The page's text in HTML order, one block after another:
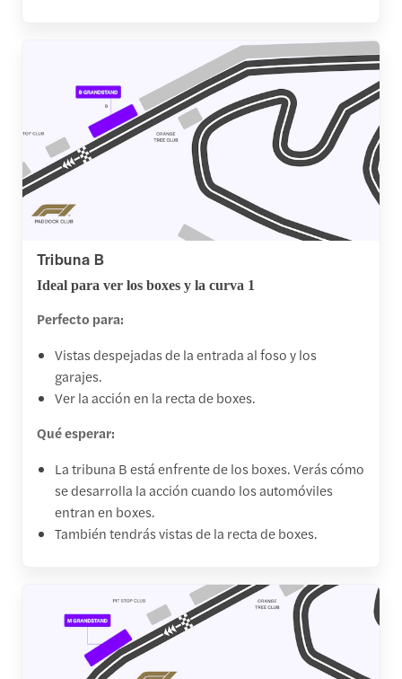
Tribuna B
Ideal para ver los boxes y la curva 1
Perfecto para:
Vistas despejadas de la entrada al foso y los
garajes.
Ver la acción en la recta de boxes.
Qué esperar:
La tribuna B está enfrente de los boxes. Verás cómo
se desarrolla la acción cuando los automóviles
entran en boxes.
También tendrás vistas de la recta de boxes.